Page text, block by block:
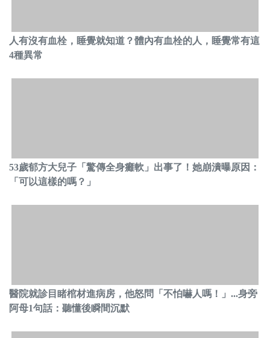
人有沒有血栓，睡覺就知道？體內有血栓的人，睡覺常有這
4種異常
53歲郁方大兒子「驚傳全身癱軟」出事了！她崩潰曝原因：
「可以這樣的嗎？」
醫院就診目睹棺材進病房，他怒問「不怕嚇人嗎！」...身旁
阿母1句話：聽懂後瞬間沉默